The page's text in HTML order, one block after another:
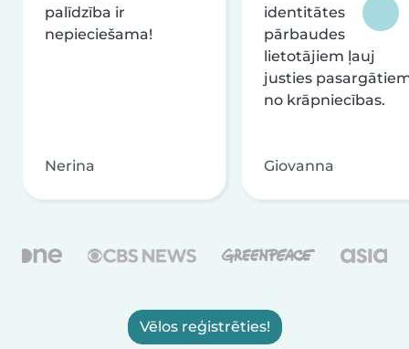
palīdzība ir
nepieciešama!
Nerina
identitātes
pārbaudes
lietotājiem ļauj
justies
no krāpniecības.
Giovanna
Vēlos reģistrēties!